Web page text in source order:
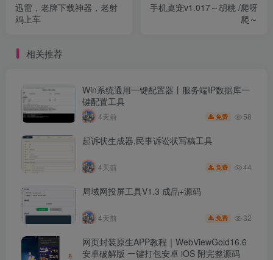
迅雷，老牌下载神器，老射
鸡上车
手机桌宠v1.017～胡桃 /爬呀
爬～
相关推荐
Win系统通用一键配置器丨服务端IP数据库一
键配置工具
4天前 免费 58
起诉状生成器,民事诉讼状写稿工具
4天前 免费 44
局域网投屏工具V1.3 成品+源码
4天前 免费 32
网页封装原生APP教程｜WebViewGold16.6
安卓破解版 一键打包安卓 iOS 附完整源码